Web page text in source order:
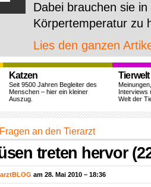
Dabei brauchen sie
Körpertemperatur zu
Lies den ganzen
Katzen
Seit 9500 Jahren Begleiter des
Menschen – hier ein kleiner
Auszug.
Tierwelt
Interviews
Welt der
an den Tierarzt
treten hervor
am 28. Mai 2010 – 18:36